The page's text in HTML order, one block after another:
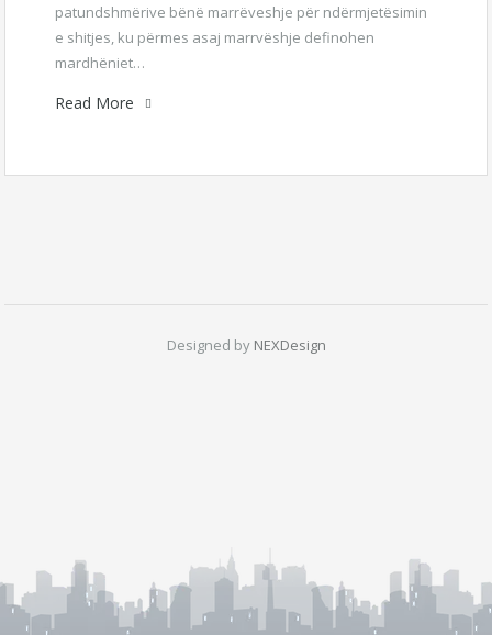
patundshmërive bënë marrëveshje për ndërmjetësimin
e shitjes, ku përmes asaj marrvëshje definohen
mardhëniet…
Read More
Designed by NEXDesign